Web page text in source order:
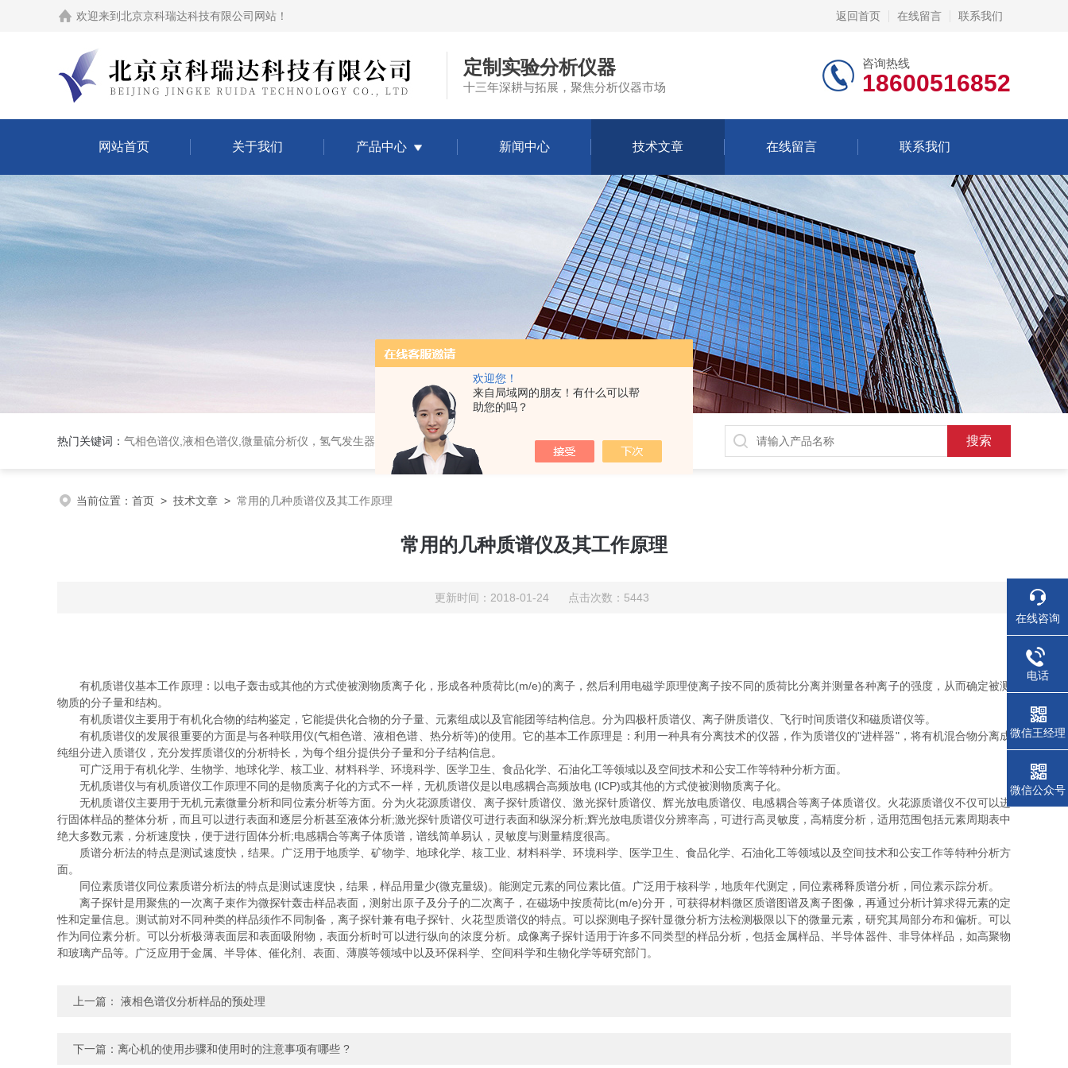
欢迎您！
来自局域网的朋友！有什么可以帮
助您的吗？
欢迎来到 北京京科瑞达科技有限公司网站 ！ 返回首页 在线留言 联系我们
定制实验分析仪器
十三年深耕与拓展，聚焦分析仪器市场
咨询热线
18600516852
网站首页 关于我们 产品中心 新闻中心 技术文章 在线留言 联系我们
热门关键词： 气相色谱仪,液相色谱仪,微量硫分析仪，氢气发生器，氮气发生器，空气发生器，色谱耗件（N2000色谱工作站，色谱柱、阀件、进样器、色谱担体），顶空进样器，热解析仪，紫外分光光度计，原子吸收分光光度计，傅立叶红外光谱仪，分析天平等常规实验室产品。
当前位置： 首页 > 技术文章 > 常用的几种质谱仪及其工作原理
常用的几种质谱仪及其工作原理
更新时间：2018-01-24 点击次数：5443
有机质谱仪基本工作原理：以电子轰击或其他的方式使被测物质离子化，形成各种质荷比(m/e)的离子，然后利用电磁学原理使离子按不同的质荷比分离并测量各种离子的强度，从而确定被测
物质的分子量和结构。
有机质谱仪主要用于有机化合物的结构鉴定，它能提供化合物的分子量、元素组成以及官能团等结构信息。分为四极杆质谱仪、离子阱质谱仪、飞行时间质谱仪和磁质谱仪等。
有机质谱仪的发展很重要的方面是与各种联用仪(气相色谱、液相色谱、热分析等)的使用。它的基本工作原理是：利用一种具有分离技术的仪器，作为质谱仪的"进样器"，将有机混合物分离成
纯组分进入质谱仪，充分发挥质谱仪的分析特长，为每个组分提供分子量和分子结构信息。
可广泛用于有机化学、生物学、地球化学、核工业、材料科学、环境科学、医学卫生、食品化学、石油化工等领域以及空间技术和公安工作等特种分析方面。
无机质谱仪与有机质谱仪工作原理不同的是物质离子化的方式不一样，无机质谱仪是以电感耦合高频放电 (ICP)或其他的方式使被测物质离子化。
无机质谱仪主要用于无机元素微量分析和同位素分析等方面。分为火花源质谱仪、离子探针质谱仪、激光探针质谱仪、辉光放电质谱仪、电感耦合等离子体质谱仪。火花源质谱仪不仅可以进
行固体样品的整体分析，而且可以进行表面和逐层分析甚至液体分析;激光探针质谱仪可进行表面和纵深分析;辉光放电质谱仪分辨率高，可进行高灵敏度，高精度分析，适用范围包括元素周期表中
绝大多数元素，分析速度快，便于进行固体分析;电感耦合等离子体质谱，谱线简单易认，灵敏度与测量精度很高。
质谱分析法的特点是测试速度快，结果。广泛用于地质学、矿物学、地球化学、核工业、材料科学、环境科学、医学卫生、食品化学、石油化工等领域以及空间技术和公安工作等特种分析方
面。
同位素质谱仪同位素质谱分析法的特点是测试速度快，结果，样品用量少(微克量级)。能测定元素的同位素比值。广泛用于核科学，地质年代测定，同位素稀释质谱分析，同位素示踪分析。
离子探针是用聚焦的一次离子束作为微探针轰击样品表面，测射出原子及分子的二次离子，在磁场中按质荷比(m/e)分开，可获得材料微区质谱图谱及离子图像，再通过分析计算求得元素的定
性和定量信息。测试前对不同种类的样品须作不同制备，离子探针兼有电子探针、火花型质谱仪的特点。可以探测电子探针显微分析方法检测极限以下的微量元素，研究其局部分布和偏析。可以
作为同位素分析。可以分析极薄表面层和表面吸附物，表面分析时可以进行纵向的浓度分析。成像离子探针适用于许多不同类型的样品分析，包括金属样品、半导体器件、非导体样品，如高聚物
和玻璃产品等。广泛应用于金属、半导体、催化剂、表面、薄膜等领域中以及环保科学、空间科学和生物化学等研究部门。
上一篇： 液相色谱仪分析样品的预处理
下一篇： 离心机的使用步骤和使用时的注意事项有哪些 ?
在线咨询
电话
微信王经理
微信公众号